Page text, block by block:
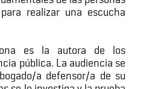
realizar una escucha
es la autora de los
pública. La audiencia se
a defensor/a de su